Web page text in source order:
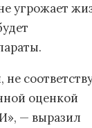
угрожает
оценкой
— выразил